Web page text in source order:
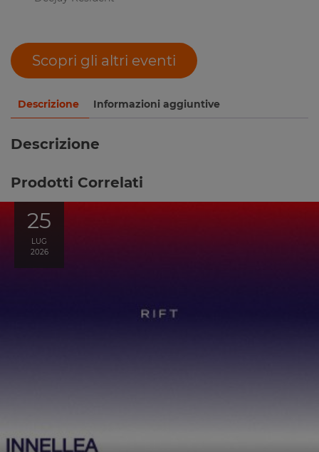
Scopri gli altri eventi
Descrizione Informazioni aggiuntive
Descrizione
Prodotti Correlati
25
LUG
2026